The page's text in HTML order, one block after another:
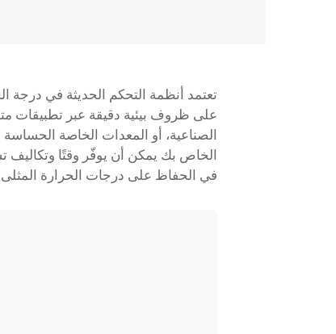
تعتمد أنظمة التحكم الحديثة في درجة
على ظروف بيئية دقيقة عبر تطبيقات
الصناعية، أو المعدات الخاصة
الخاص بك يمكن أن يوفّر وقتًا وتكاليف
في الحفاظ على درجات الحرارة المثلى